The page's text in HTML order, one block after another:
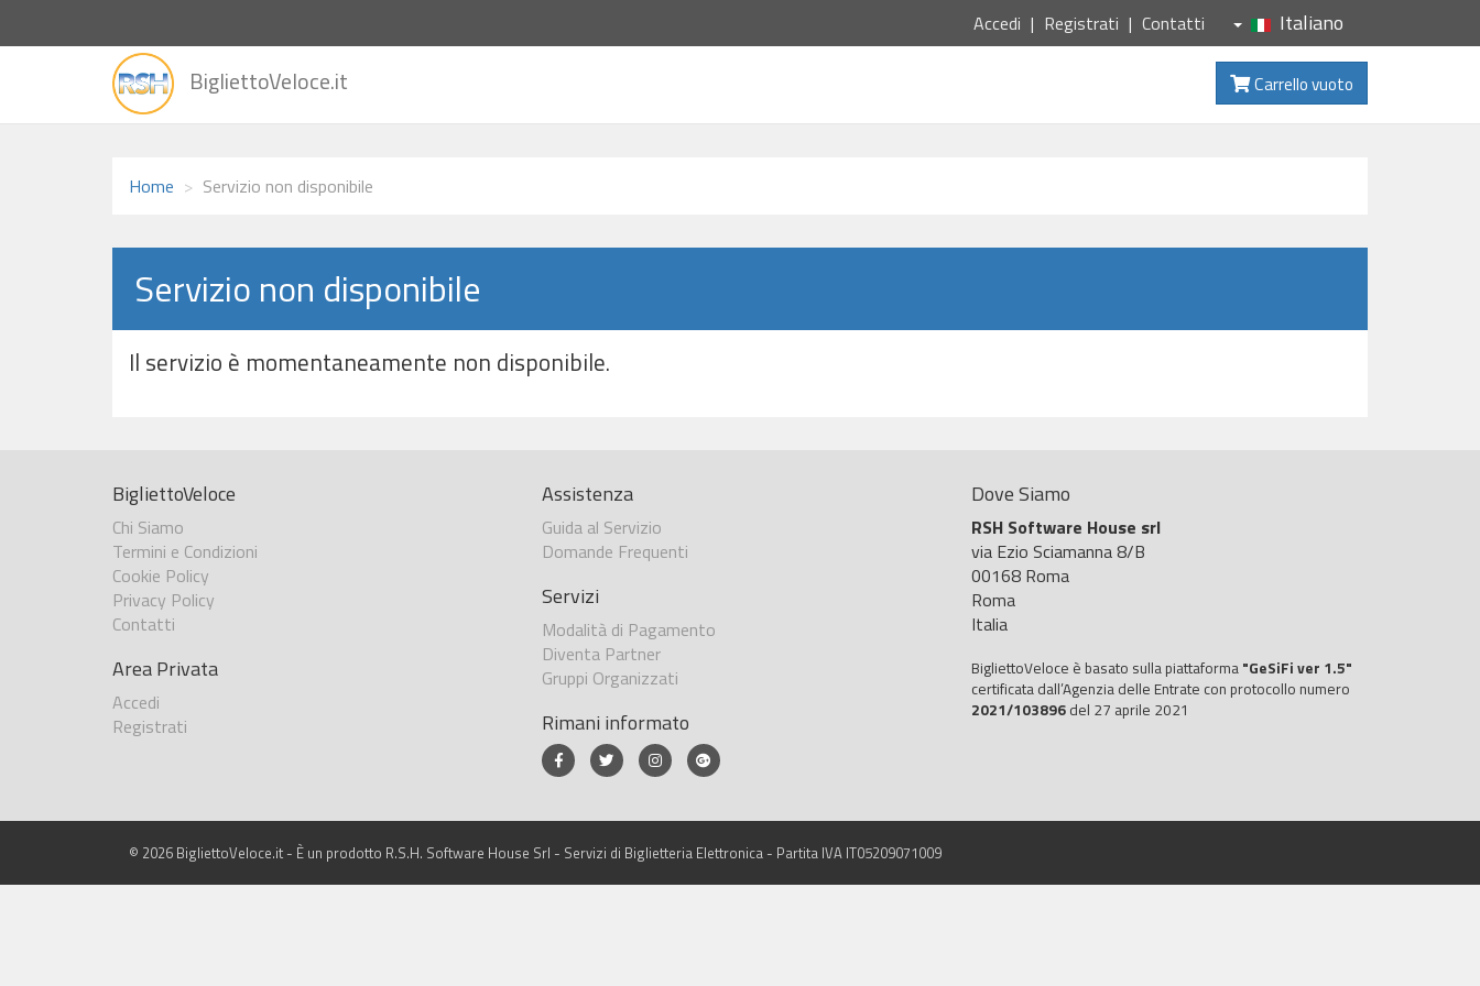
Accedi Registrati Contatti Italiano
alla
BigliettoVeloce.it Carrello vuoto
Home Servizio non disponibile
Servizio non disponibile
Il servizio è momentaneamente non disponibile.
BigliettoVeloce
Chi Siamo
Termini e Condizioni
Cookie Policy
Privacy Policy
Contatti
Area Privata
Accedi
Registrati
Assistenza
Guida al Servizio
Domande Frequenti
Servizi
Modalità di Pagamento
Diventa Partner
Gruppi Organizzati
Rimani informato
Dove Siamo
RSH Software House srl
via Ezio Sciamanna 8/B
00168 Roma
Roma
Italia
BigliettoVeloce è basato sulla piattaforma "GeSiFi ver 1.5"
certificata dall’Agenzia delle Entrate con protocollo numero
2021/103896 del 27 aprile 2021
© 2026 BigliettoVeloce.it - È un prodotto R.S.H. Software House Srl - Servizi di Biglietteria Elettronica - Partita IVA IT05209071009